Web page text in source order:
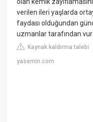
verilen ileri yaşlarda
faydası olduğundan
uzmanlar tarafından
Kaynak kaldırma talebi
yasemin.com